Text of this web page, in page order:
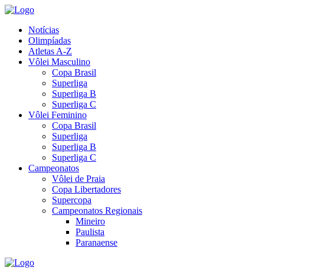
Notícias
Olimpíadas
Atletas A-Z
Vôlei Masculino
Copa Brasil
Superliga
Superliga B
Superliga C
Vôlei Feminino
Copa Brasil
Superliga
Superliga B
Superliga C
Campeonatos
Vôlei de Praia
Copa Libertadores
Supercopa
Campeonatos Regionais
Mineiro
Paulista
Paranaense